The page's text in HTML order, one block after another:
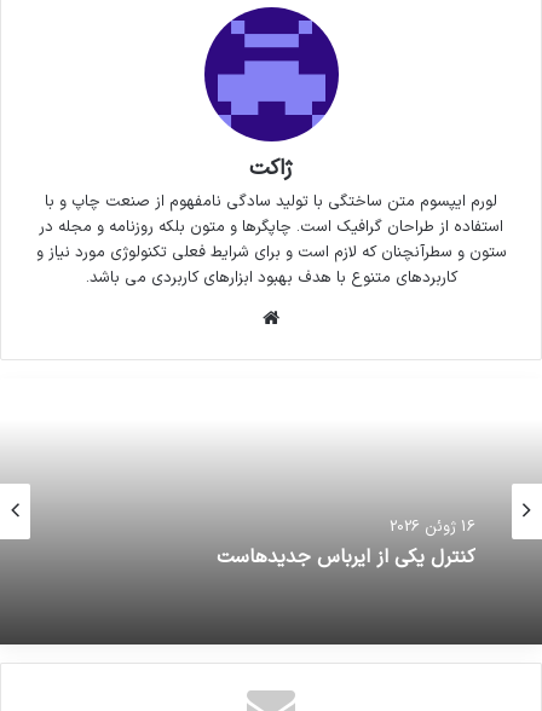
ژاکت
لورم ایپسوم متن ساختگی با تولید سادگی نامفهوم از صنعت چاپ و با
استفاده از طراحان گرافیک است. چاپگرها و متون بلکه روزنامه و مجله در
ستون و سطرآنچنان که لازم است و برای شرایط فعلی تکنولوژی مورد نیاز و
کاربردهای متنوع با هدف بهبود ابزارهای کاربردی می باشد.
16 ژوئن 2026
کنترل یکی از ایرباس جدیدهاست
16 ژوئن 2026